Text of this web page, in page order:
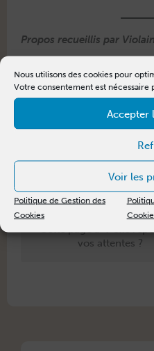
Nous utilisons des cookies pour
Votre consentement est nécessaire
Accepter
Voir les
Politique de Gestion des
Cookies
Pro­pos recueil­lis par
POUR ALLER PLUS LOI
- En savoir plus sur les
- Décou­vrir tous les
mue avec l’Inserm.
Cette page a-t-elle
vos attentes ?